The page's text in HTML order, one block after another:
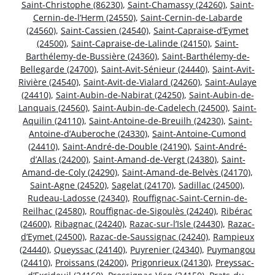
Saint-Christophe (86230), Saint-Chamassy (24260), Saint-
Cernin-de-l’Herm (24550), Saint-Cernin-de-Labarde
(24560), Saint-Cassien (24540), Saint-Capraise-d’Eymet
(24500), Saint-Capraise-de-Lalinde (24150), Saint-
Barthélemy-de-Bussière (24360), Saint-Barthélemy-de-
Bellegarde (24700), Saint-Avit-Sénieur (24440), Saint-Avit-
Rivière (24540), Saint-Avit-de-Vialard (24260), Saint-Aulaye
(24410), Saint-Aubin-de-Nabirat (24250), Saint-Aubin-de-
Lanquais (24560), Saint-Aubin-de-Cadelech (24500), Saint-
Aquilin (24110), Saint-Antoine-de-Breuilh (24230), Saint-
Antoine-d’Auberoche (24330), Saint-Antoine-Cumond
(24410), Saint-André-de-Double (24190), Saint-André-
d’Allas (24200), Saint-Amand-de-Vergt (24380), Saint-
Amand-de-Coly (24290), Saint-Amand-de-Belvès (24170),
Saint-Agne (24520), Sagelat (24170), Sadillac (24500),
Rudeau-Ladosse (24340), Rouffignac-Saint-Cernin-de-
Reilhac (24580), Rouffignac-de-Sigoulès (24240), Ribérac
(24600), Ribagnac (24240), Razac-sur-l’Isle (24430), Razac-
d’Eymet (24500), Razac-de-Saussignac (24240), Rampieux
(24440), Queyssac (24140), Puyrenier (24340), Puymangou
(24410), Proissans (24200), Prigonrieux (24130), Preyssac-